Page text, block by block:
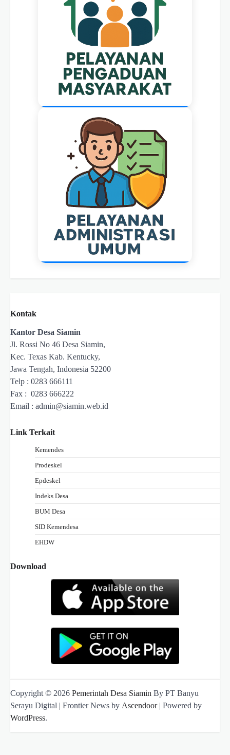
Kontak
Kantor Desa Siamin
Jl. Rossi No 46 Desa Siamin,
Kec. Texas Kab. Kentucky,
Jawa Tengah, Indonesia 52200
Telp : 0283 666111
Fax : 0283 666222
Email : admin@siamin.web.id
Link Terkait
Kemendes
Prodeskel
Epdeskel
Indeks Desa
BUM Desa
SID Kemendesa
EHDW
Download
Copyright © 2026 Pemerintah Desa Siamin By PT Banyu
Serayu Digital | Frontier News by Ascendoor| Powered by
WordPress.